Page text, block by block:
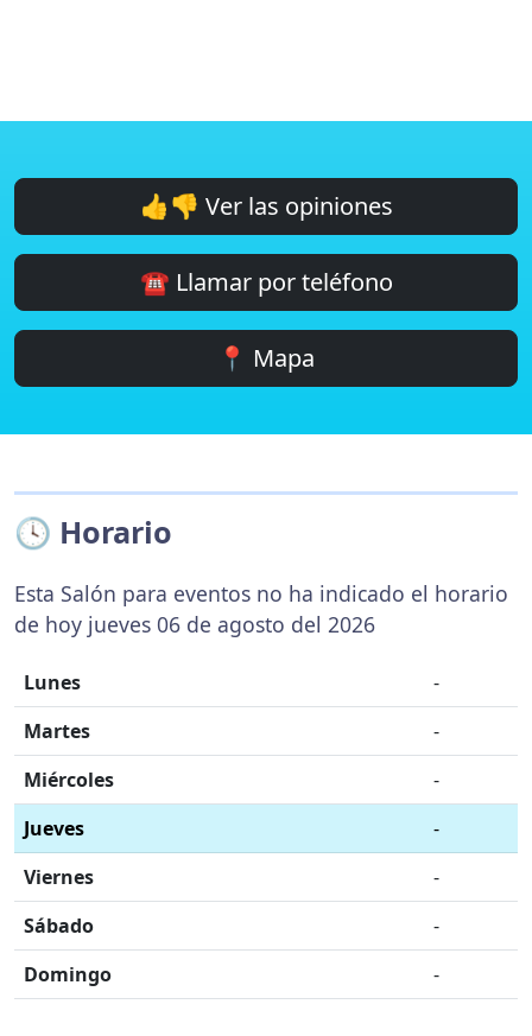
👍👎 Ver las opiniones
☎️ Llamar por teléfono
📍 Mapa
🕓 Horario
Esta Salón para eventos no ha indicado el horario
de hoy jueves 06 de agosto del 2026
Lunes
-
Martes
-
Miércoles
-
Jueves
-
Viernes
-
Sábado
-
Domingo
-